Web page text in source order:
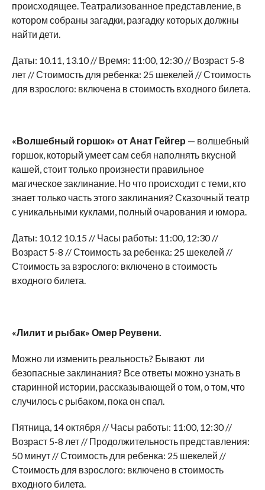
происходящее. Театрализованное представление, в
котором собраны загадки, разгадку которых должны
найти дети.
Даты: 10.11, 13.10 // Время: 11:00, 12:30 // Возраст 5-8
лет // Стоимость для ребенка: 25 шекелей // Стоимость
для взрослого: включена в стоимость входного билета.
«Волшебный горшок» от Анат Гейгер — волшебный
горшок, который умеет сам себя наполнять вкусной
кашей, стоит только произнести правильное
магическое заклинание. Но что происходит с теми, кто
знает только часть этого заклинания? Сказочный театр
с уникальными куклами, полный очарования и юмора.
Даты: 10.12 10.15 // Часы работы: 11:00, 12:30 //
Возраст 5-8 // Стоимость за ребенка: 25 шекелей //
Стоимость за взрослого: включено в стоимость
входного билета.
«Лилит и рыбак» Омер Реувени.
Можно ли изменить реальность? Бывают ли
безопасные заклинания? Все ответы можно узнать в
старинной истории, рассказывающей о том, о том, что
случилось с рыбаком, пока он спал.
Пятница, 14 октября // Часы работы: 11:00, 12:30 //
Возраст 5-8 лет // Продолжительность представления:
50 минут // Стоимость для ребенка: 25 шекелей //
Стоимость для взрослого: включено в стоимость
входного билета.